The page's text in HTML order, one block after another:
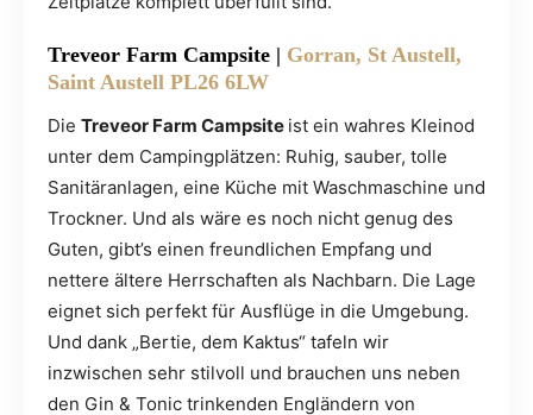
Treveor Farm Campsite | Gorran, St Austell,
Saint Austell PL26 6LW
Die Treveor Farm Campsite ist ein wahres Kleinod
unter dem Campingplätzen: Ruhig, sauber, tolle
Sanitäranlagen, eine Küche mit Waschmaschine und
Trockner. Und als wäre es noch nicht genug des
Guten, gibt’s einen freundlichen Empfang und
nettere ältere Herrschaften als Nachbarn. Die Lage
eignet sich perfekt für Ausflüge in die Umgebung.
Und dank „Bertie, dem Kaktus“ tafeln wir
inzwischen sehr stilvoll und brauchen uns neben
den Gin & Tonic trinkenden Engländern von